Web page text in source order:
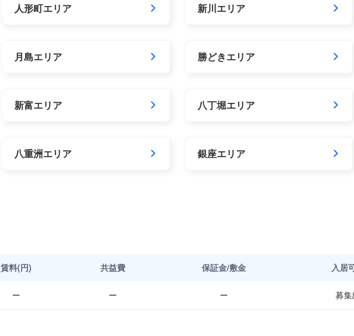
人形町エリア 新川エリア
月島エリア 勝どきエリア
新富エリア 八丁堀エリア
八重洲エリア 銀座エリア
賃料(円) 共益費 保証金/敷金 入居
ー ー ー 募集